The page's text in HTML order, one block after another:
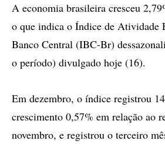
A economia brasileira cresceu
o que indica o Índice de Atividade
Banco Central (IBC-Br)
o período) divulgado hoje (16).
Em dezembro, o índice registrou
crescimento 0,57% em relação ao
novembro, e registrou o terceiro